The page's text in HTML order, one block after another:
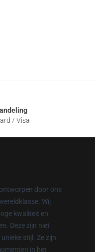
/ Visa
door ons
Wij
kwaliteit en
Deze zijn niet
stijl. Ze zijn
in het